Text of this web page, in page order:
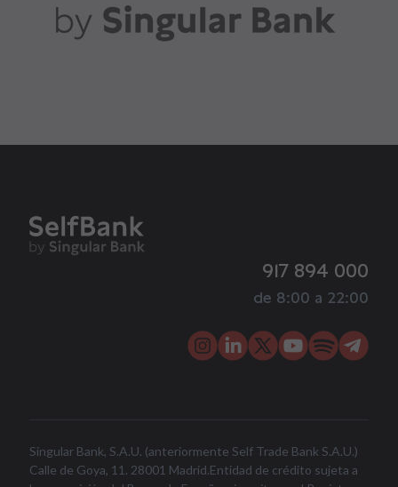
917 894 000
de 8:00 a 22:00
Singular Bank, S.A.U. (anteriormente Self Trade Bank S.A.U.)
Calle de Goya, 11. 28001 Madrid.Entidad de crédito sujeta a